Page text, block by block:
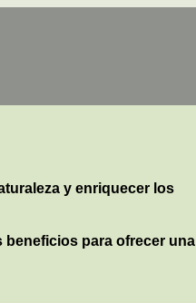
y enriquecer los
beneficios para ofrecer una